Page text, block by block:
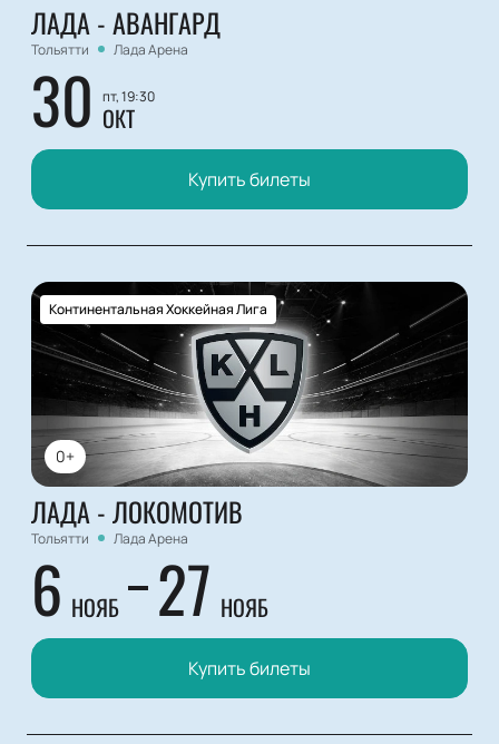
ЛАДА - АВАНГАРД
Тольятти Лада Арена
30 пт, 19:30
ОКТ
Купить билеты
0+
Континентальная Хоккейная Лига
ЛАДА - ЛОКОМОТИВ
Тольятти Лада Арена
6 НОЯБ 27 НОЯБ
Купить билеты